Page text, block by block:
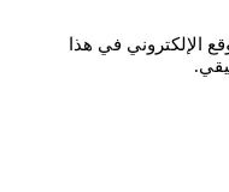
الإلكتروني في هذا